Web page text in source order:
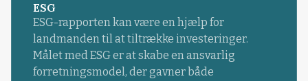
ESG
ESG-rapporten kan være en hjælp for
landmanden til at tiltrække investeringer.
Målet med ESG er at skabe en ansvarlig
forretningsmodel, der gavner både